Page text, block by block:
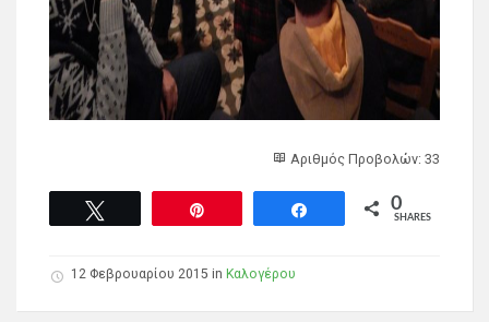
Αριθμός Προβολών: 33
0
SHARES
12 Φεβρουαρίου 2015 in Καλογέρου